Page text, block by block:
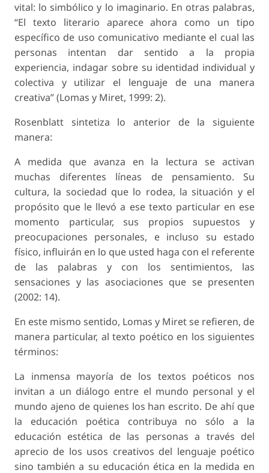
vital: lo simbólico y lo imaginario. En otras palabras,
“El texto literario aparece ahora como un tipo
específico de uso comunicativo mediante el cual las
personas intentan dar sentido a la propia
experiencia, indagar sobre su identidad individual y
colectiva y utilizar el lenguaje de una manera
creativa” (Lomas y Miret, 1999: 2).
Rosenblatt sintetiza lo anterior de la siguiente
manera:
A medida que avanza en la lectura se activan
muchas diferentes líneas de pensamiento. Su
cultura, la sociedad que lo rodea, la situación y el
propósito que le llevó a ese texto particular en ese
momento particular, sus propios supuestos y
preocupaciones personales, e incluso su estado
físico, influirán en lo que usted haga con el referente
de las palabras y con los sentimientos, las
sensaciones y las asociaciones que se presenten
(2002: 14).
En este mismo sentido, Lomas y Miret se refieren, de
manera particular, al texto poético en los siguientes
términos:
La inmensa mayoría de los textos poéticos nos
invitan a un diálogo entre el mundo personal y el
mundo ajeno de quienes los han escrito. De ahí que
la educación poética contribuya no sólo a la
educación estética de las personas a través del
aprecio de los usos creativos del lenguaje poético
sino también a su educación ética en la medida en